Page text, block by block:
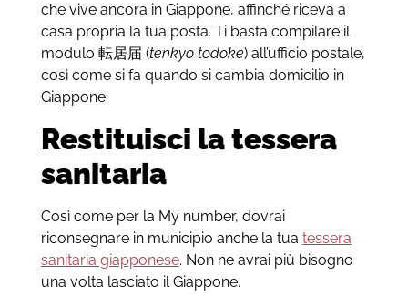
che vive ancora in Giappone, affinché riceva a
casa propria la tua posta. Ti basta compilare il
modulo 転居届 (tenkyo todoke) all’ufficio postale,
così come si fa quando si cambia domicilio in
Giappone.
Restituisci la tessera
sanitaria
Così come per la My number, dovrai
riconsegnare in municipio anche la tua tessera
sanitaria giapponese. Non ne avrai più bisogno
una volta lasciato il Giappone.